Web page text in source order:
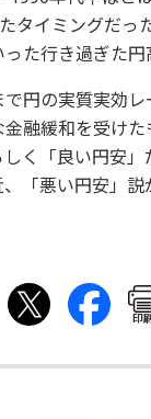
タイミングだ
た行き過ぎた円
円の実質実効
融緩和を受け
く「良い円安
「悪い円安」
印